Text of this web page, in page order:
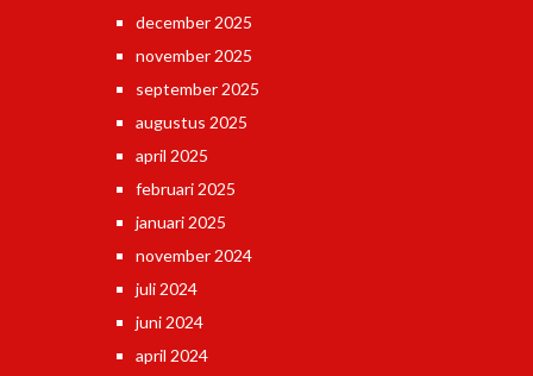
december 2025
november 2025
september 2025
augustus 2025
april 2025
februari 2025
januari 2025
november 2024
juli 2024
juni 2024
april 2024